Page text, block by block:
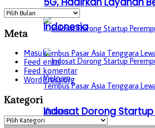
Indosat Dorong
Indonesia
Archives
Meta
Masuk
Feed entri
Feed komentar
WordPress.org
Kategori
Kategori